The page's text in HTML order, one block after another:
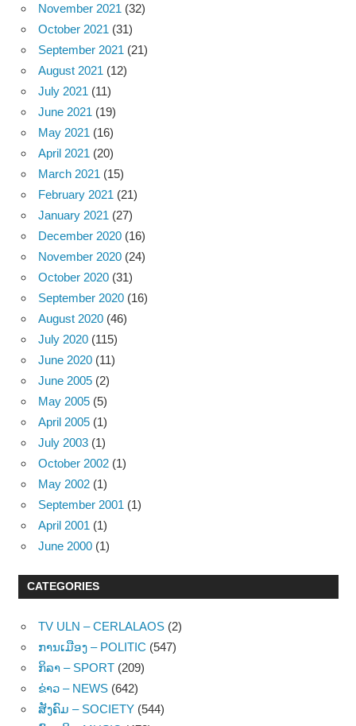
November 2021 (32)
October 2021 (31)
September 2021 (21)
August 2021 (12)
July 2021 (11)
June 2021 (19)
May 2021 (16)
April 2021 (20)
March 2021 (15)
February 2021 (21)
January 2021 (27)
December 2020 (16)
November 2020 (24)
October 2020 (31)
September 2020 (16)
August 2020 (46)
July 2020 (115)
June 2020 (11)
June 2005 (2)
May 2005 (5)
April 2005 (1)
July 2003 (1)
October 2002 (1)
May 2002 (1)
September 2001 (1)
April 2001 (1)
June 2000 (1)
CATEGORIES
TV ULN – CERLALAOS (2)
ການເມືອງ – POLITIC (547)
ກິລາ – SPORT (209)
ຂ່າວ – NEWS (642)
ສັງຄົມ – SOCIETY (544)